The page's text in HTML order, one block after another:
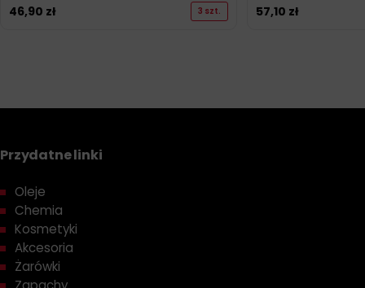
46,90 zł 3 szt. 57,10 zł
Przydatne linki
Oleje
Chemia
Kosmetyki
Akcesoria
Żarówki